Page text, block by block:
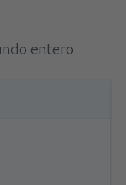
entero